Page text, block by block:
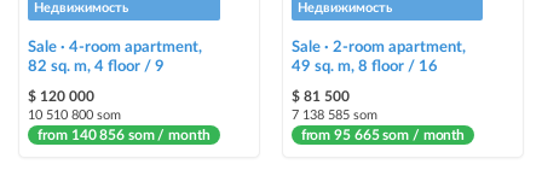
Недвижимость
Sale · 4-room apartment,
82 sq. m, 4 floor / 9
$ 120 000
10 510 800 som
from 140 856 som / month
Недвижимость
Sale · 2-room apartment,
49 sq. m, 8 floor / 16
$ 81 500
7 138 585 som
from 95 665 som / month